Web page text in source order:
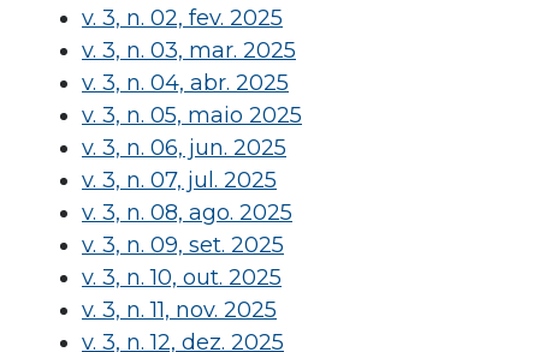
v. 3, n. 02, fev. 2025
v. 3, n. 03, mar. 2025
v. 3, n. 04, abr. 2025
v. 3, n. 05, maio 2025
v. 3, n. 06, jun. 2025
v. 3, n. 07, jul. 2025
v. 3, n. 08, ago. 2025
v. 3, n. 09, set. 2025
v. 3, n. 10, out. 2025
v. 3, n. 11, nov. 2025
v. 3, n. 12, dez. 2025